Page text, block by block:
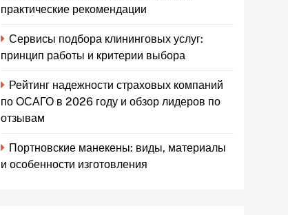
практические рекомендации
Сервисы подбора клининговых услуг:
принцип работы и критерии выбора
Рейтинг надежности страховых компаний
по ОСАГО в 2026 году и обзор лидеров по
отзывам
Портновские манекены: виды, материалы
и особенности изготовления